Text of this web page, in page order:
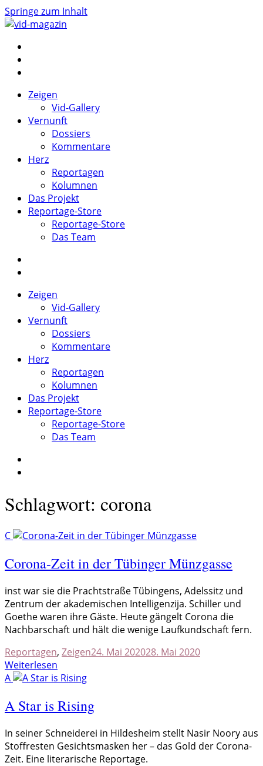
Springe zum Inhalt
vid-magazin
Zeigen Sie Vernunft und Herz
Zeigen
Vid-Gallery
Vernunft
Dossiers
Kommentare
Herz
Reportagen
Kolumnen
Das Projekt
Reportage-Store
Reportage-Store
Das Team
Zeigen
Vid-Gallery
Vernunft
Dossiers
Kommentare
Herz
Reportagen
Kolumnen
Das Projekt
Reportage-Store
Reportage-Store
Das Team
Schlagwort: corona
C
Corona-Zeit in der Tübinger Münzgasse
inst war sie die Prachtstraße Tübingens, Adelssitz und
Zentrum der akademischen Intelligenzija. Schiller und
Goethe waren ihre Gäste. Heute gängelt Corona die
Nachbarschaft und hält die wenige Laufkundschaft fern.
Reportagen, Zeigen24. Mai 202028. Mai 2020
Weiterlesen
A
A Star is Rising
In seiner Schneiderei in Hildesheim stellt Nasir Noory aus
Stoffresten Gesichtsmasken her – das Gold der Corona-
Zeit. Eine literarische Reportage.